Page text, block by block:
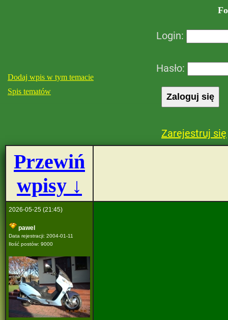
Dodaj wpis w tym temacie
Spis tematów
Login:
Hasło:
Zarejestruj się
Przewiń
wpisy ↓
2026-05-25 (21:45)
pawel
Data rejestracji: 2004-01-11
Ilość postów: 9000